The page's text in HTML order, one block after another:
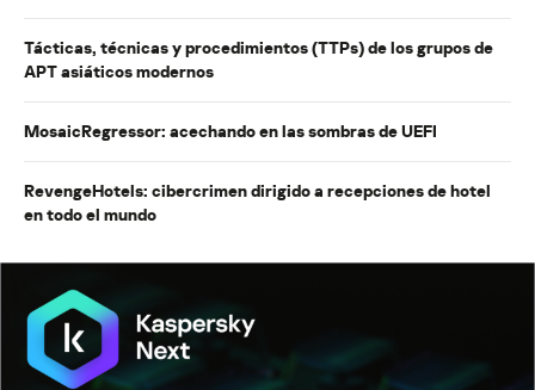
Tácticas, técnicas y procedimientos (TTPs) de los grupos de
APT asiáticos modernos
MosaicRegressor: acechando en las sombras de UEFI
RevengeHotels: cibercrimen dirigido a recepciones de hotel
en todo el mundo